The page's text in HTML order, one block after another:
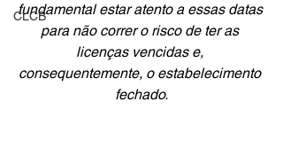
CLCB
fundamental estar atento a essas datas
para não correr o risco de ter as
licenças vencidas e,
consequentemente, o estabelecimento
fechado.